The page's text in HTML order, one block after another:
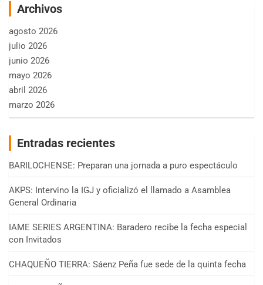
Archivos
agosto 2026
julio 2026
junio 2026
mayo 2026
abril 2026
marzo 2026
Entradas recientes
BARILOCHENSE: Preparan una jornada a puro espectáculo
AKPS: Intervino la IGJ y oficializó el llamado a Asamblea
General Ordinaria
IAME SERIES ARGENTINA: Baradero recibe la fecha especial
con Invitados
CHAQUEÑO TIERRA: Sáenz Peña fue sede de la quinta fecha